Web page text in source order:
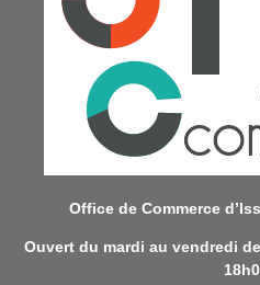
Office de Commerce
Ouvert du mardi au vendredi